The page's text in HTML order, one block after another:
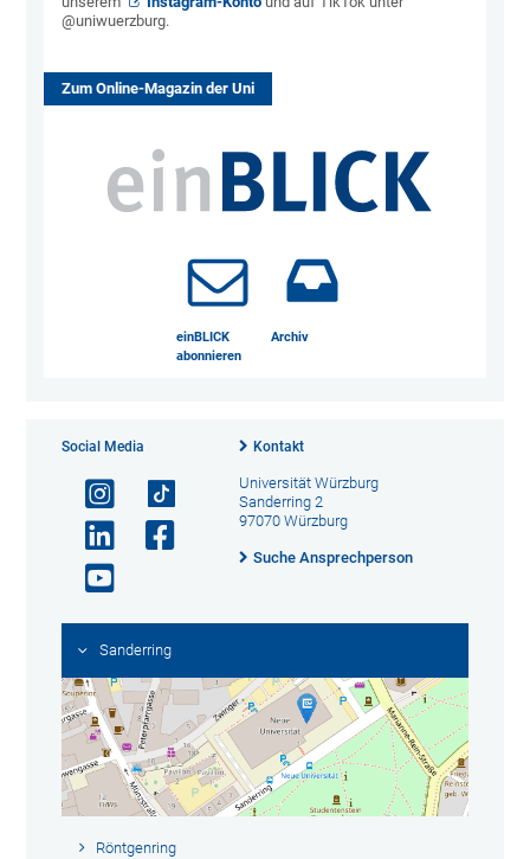
@uniwuerzburg.
Zum Online-Magazin der Uni
einBLICK
abonnieren
Archiv
Social Media Kontakt
Universität Würzburg
Sanderring 2
97070 Würzburg
Suche Ansprechperson
Sanderring
Röntgenring